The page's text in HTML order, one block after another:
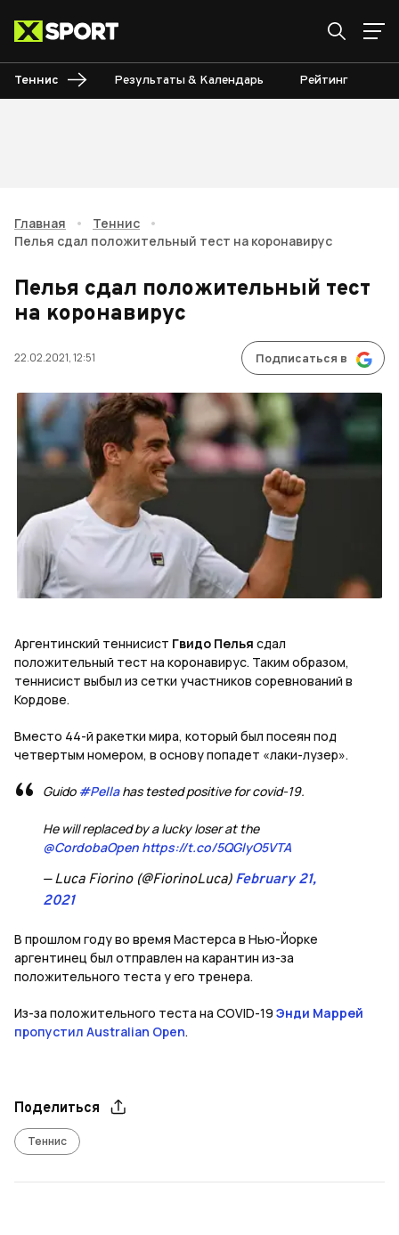
Теннис Результаты & Календарь Рейтинг
Главная • Теннис
•
Пелья сдал положительный тест на коронавирус
Пелья сдал положительный тест
на коронавирус
22.02.2021, 12:51 Подписаться в
Аргентинский теннисист Гвидо Пелья сдал
положительный тест на коронавирус. Таким образом,
теннисист выбыл из сетки участников соревнований в
Кордове.
Вместо 44-й ракетки мира, который был посеян под
четвертым номером, в основу попадет «лаки-лузер».
Guido#Pellahas tested positive for covid-19.
He will replaced by a lucky loser at the
@CordobaOpen https://t.co/5QGlyO5VTA
— Luca Fiorino (@FiorinoLuca) February 21,
2021
В прошлом году во время Мастерса в Нью-Йорке
аргентинец был отправлен на карантин из-за
положительного теста у его тренера.
Из-за положительного теста на COVID-19 Энди Маррей
пропустил Australian Open.
Поделиться
Теннис